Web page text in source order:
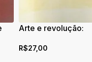
Arte e revolução:
R$27,00